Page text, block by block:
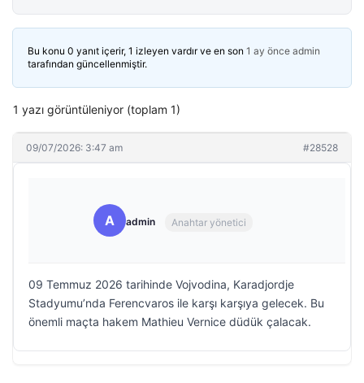
Bu konu 0 yanıt içerir, 1 izleyen vardır ve en son 1 ay önce admin
tarafından güncellenmiştir.
1 yazı görüntüleniyor (toplam 1)
09/07/2026: 3:47 am #28528
A admin Anahtar yönetici
09 Temmuz 2026 tarihinde Vojvodina, Karadjordje
Stadyumu’nda Ferencvaros ile karşı karşıya gelecek. Bu
önemli maçta hakem Mathieu Vernice düdük çalacak.